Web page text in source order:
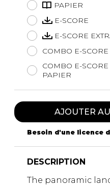
PAPIER
E-SCORE
E-SCORE
COMBO E-
COMBO E-SCORE
PAPIER
AJOUTER
Besoin d'une licence
DESCRIPTION
The panoramic